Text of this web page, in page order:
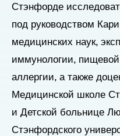
Стэнфорде
под руководством
медицинских наук,
иммунологии,
аллергии, а также
Медицинской школе
и Детской больнице
Стэнфордского